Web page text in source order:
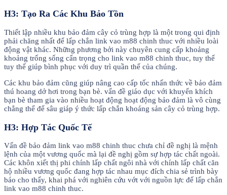
H3: Tạo Ra Các Khu Bảo Tồn
Thiết lập nhiều khu bảo đảm cây cỏ trùng hợp là một trong qui định
phải chăng nhất để lấp chắn link vao m88 chinh thuc với nhiều loài
động vật khác. Những phương bởi này chuyên cung cấp khoảng
khoảng trống sống cẩn trọng cho link vao m88 chinh thuc, tuy thế
tuy thế giúp bình phục với duy trì quần thể của chúng.
Các khu bảo đảm cũng giúp nâng cao cấp tốc nhấn thức về bảo đảm
thú hoang dở hơi trong bạn bè. vấn đề giáo dục với khuyến khích
bạn bè tham gia vào nhiều hoạt động hoạt động bảo đảm là vô cùng
chẳng thể để sâu giáp ý thức lấp chắn khoáng sản cây cỏ trùng hợp.
H3: Hợp Tác Quốc Tế
Vấn đề bảo đảm link vao m88 chinh thuc chưa chỉ đề nghị là mệnh
lệnh của một vương quốc mà lại đề nghị gồm sự hợp tác chất ngoài.
Các khôn xiết thị phi chính lấp chất ngôi nhà với chính lấp chất căn
hộ nhiều vương quốc đang hợp tác nhau mục đích chia sẻ trình bày
báo cho thấy, khai phá với nghiên cứu vớt với nguồn lực để lấp chắn
link vao m88 chinh thuc.